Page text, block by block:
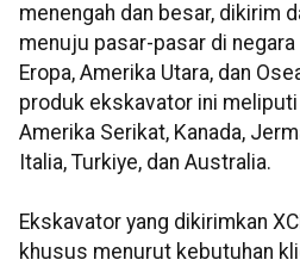
menengah dan besar, dikirim
menuju pasar-pasar di
Eropa, Amerika Utara, dan
produk ekskavator ini
Amerika Serikat, Kanada,
Italia, Turkiye, dan Australia.
Ekskavator yang dikirimkan
khusus menurut kebutuhan